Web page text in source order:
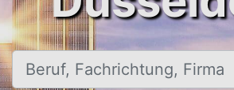
Beruf, Fachrichtung, Firma